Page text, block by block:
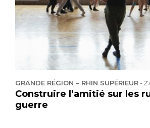
GRANDE RÉGION – RHIN SUPÉRIEUR-
Construire l’amitié sur les
guerre